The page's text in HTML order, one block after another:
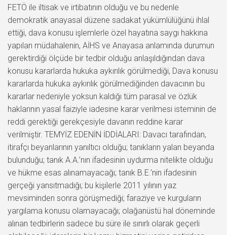
FETÖ ile iltisak ve irtibatının olduğu ve bu nedenle
demokratik anayasal düzene sadakat yükümlülüğünü ihlal
ettiği, dava konusu işlemlerle özel hayatına saygı hakkına
yapılan müdahalenin, AİHS ve Anayasa anlamında durumun
gerektirdiği ölçüde bir tedbir olduğu anlaşıldığından dava
konusu kararlarda hukuka aykırılık görülmediği, Dava konusu
kararlarda hukuka aykırılık görülmediğinden davacının bu
kararlar nedeniyle yoksun kaldığı tüm parasal ve özlük
haklarının yasal faiziyle iadesine karar verilmesi isteminin de
reddi gerektiği gerekçesiyle davanın reddine karar
verilmiştir. TEMYİZ EDENİN İDDİALARI: Davacı tarafından,
itirafçı beyanlarının yanıltıcı olduğu; tanıkların yalan beyanda
bulunduğu; tanık A.A.’nın ifadesinin uydurma nitelikte olduğu
ve hükme esas alınamayacağı; tanık B.E.’nin ifadesinin
gerçeği yansıtmadığı; bu kişilerle 2011 yılının yaz
mevsiminden sonra görüşmediği; faraziye ve kurguların
yargılama konusu olamayacağı; olağanüstü hal döneminde
alınan tedbirlerin sadece bu süre ile sınırlı olarak geçerli